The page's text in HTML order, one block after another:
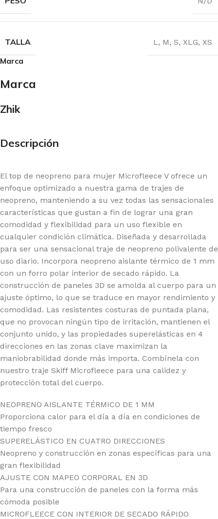
TALLA L, M, S, XLG, XS
Marca
Marca
Zhik
Descripción
El top de neopreno para mujer Microfleece V ofrece un
enfoque optimizado a nuestra gama de trajes de
neopreno, manteniendo a su vez todas las sensacionales
características que gustan a fin de lograr una gran
comodidad y flexibilidad para un uso flexible en
cualquier condición climática. Diseñada y desarrollada
para ser una sensacional traje de neopreno polivalente de
uso diario. Incorpora neopreno aislante térmico de 1 mm
con un forro polar interior de secado rápido. La
construcción de paneles 3D se amolda al cuerpo para un
ajuste óptimo, lo que se traduce en mayor rendimiento y
comodidad. Las resistentes costuras de puntada plana,
que no provocan ningún tipo de irritación, mantienen el
conjunto unido, y las propiedades superelásticas en 4
direcciones en las zonas clave maximizan la
maniobrabilidad donde más importa. Combínela con
nuestro traje Skiff Microfleece para una calidez y
protección total del cuerpo.
NEOPRENO AISLANTE TÉRMICO DE 1 MM
Proporciona calor para el día a día en condiciones de
tiempo fresco
SUPERELÁSTICO EN CUATRO DIRECCIONES
Neopreno y construcción en zonas específicas para una
gran flexibilidad
AJUSTE CON MAPEO CORPORAL EN 3D
Para una construcción de paneles con la forma más
cómoda posible
MICROFLEECE CON INTERIOR DE SECADO RÁPIDO